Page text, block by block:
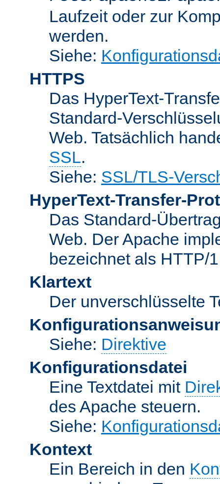
Laufzeit oder zur
werden.
Siehe:
HTTPS
Das HyperText-
Standard-
Web. Tatsächlich
SSL.
Siehe: SSL/TLS-
HyperText-Transfer-
Das Standard-
Web. Der Apache
bezeichnet als HTTP/
Klartext
Der unverschlüsselte
Siehe: Direktive
Konfigurationsdatei
Eine Textdatei mit
des Apache steuern.
Siehe:
Kontext
Ein Bereich in den